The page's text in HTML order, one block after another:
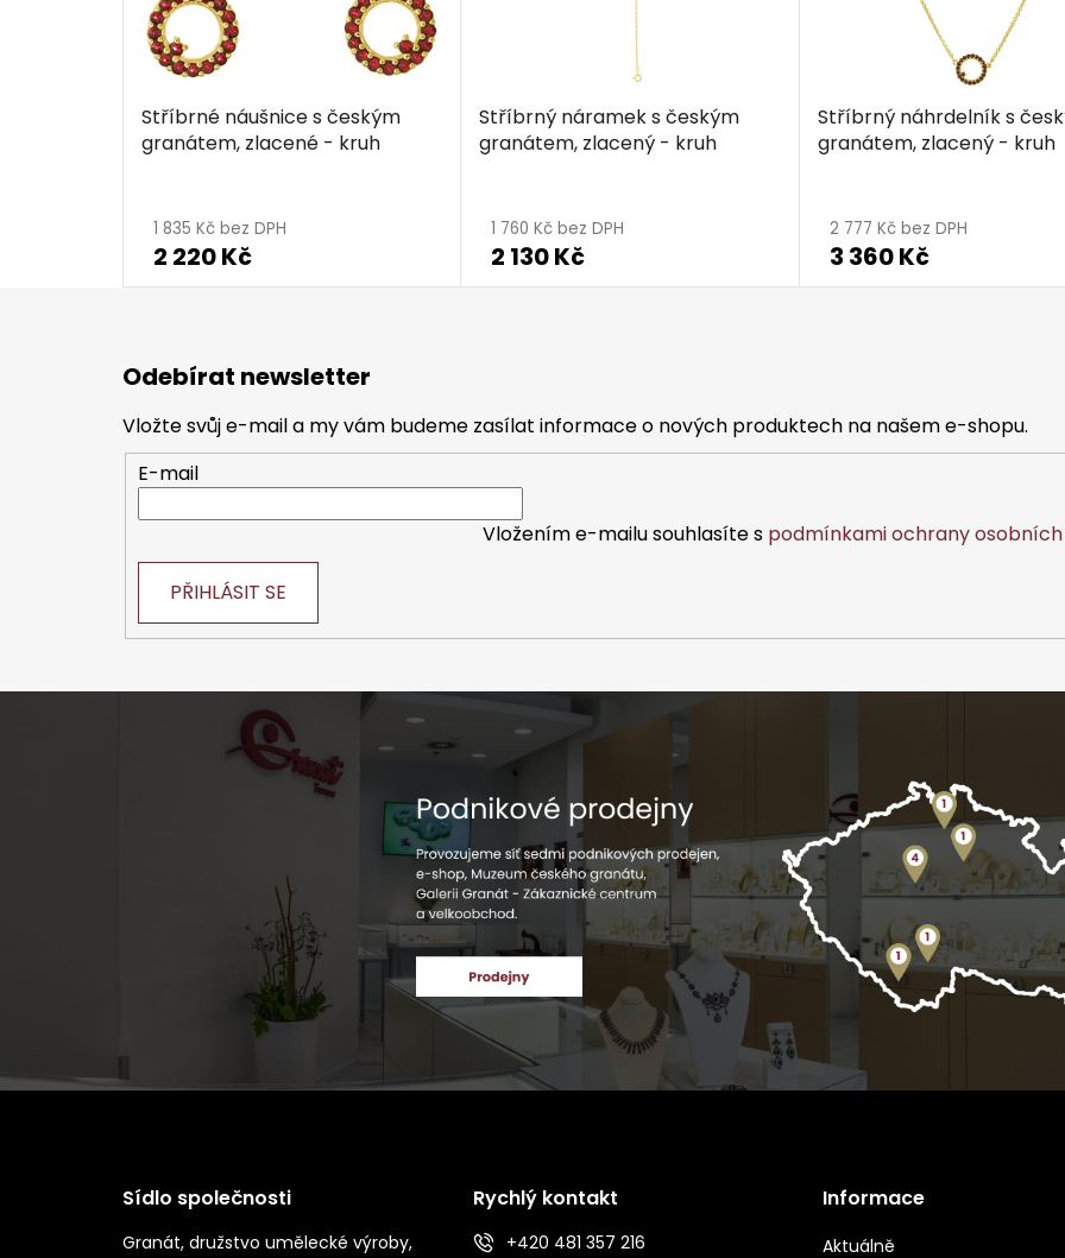
Stříbrné náušnice s českým
granátem, zlacené - kruh
1 835 Kč bez DPH
2 220 Kč
Stříbrný náramek s českým
granátem, zlacený - kruh
1 760 Kč bez DPH
2 130 Kč
Stříbrný náhrdelník s
granátem, zlacený - kruh
2 777 Kč bez DPH
3 360 Kč
Odebírat newsletter
Vložte svůj e-mail a my vám budeme zasílat informace o nových produktech na našem e-shopu.
E-mail
Vložením e-mailu souhlasíte s podmínkami ochrany osobních
PŘIHLÁSIT SE
Sídlo společnosti
Granát, družstvo umělecké výroby,
Rychlý kontakt
+420 481 357 216
Informace
Aktuálně